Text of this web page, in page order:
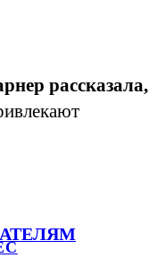
рассказала,